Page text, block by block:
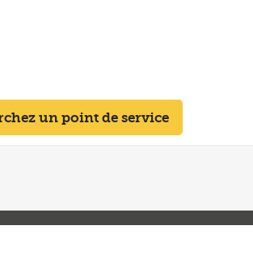
un point de service